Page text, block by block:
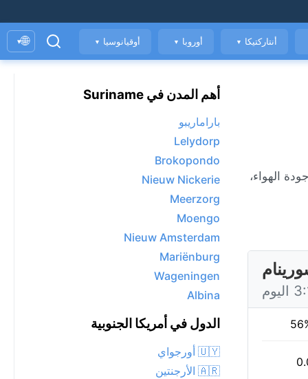
أنتاركتيكا ▼ أوروبا ▼ أوقيانوسيا ▼
🌐
▾
جودة الهواء،
أهم المدن في Suriname
باراماريبو
Lelydorp
Brokopondo
Nieuw Nickerie
Meerzorg
Moengo
Nieuw Amsterdam
Mariënburg
Wageningen
Albina
الدول في أمريكا الجنوبية
🇺🇾 أورجواي
🇦🇷 الأرجنتين